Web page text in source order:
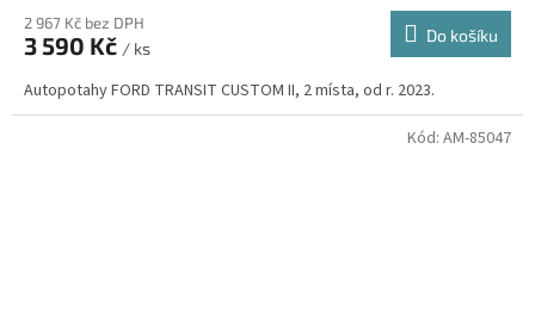
2 967 Kč bez DPH
3 590 Kč / ks
Do košíku
Autopotahy FORD TRANSIT CUSTOM II, 2 místa, od r. 2023.
Kód: AM-85047